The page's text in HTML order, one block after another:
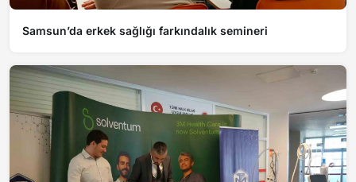
Samsun’da erkek sağlığı farkındalık semineri